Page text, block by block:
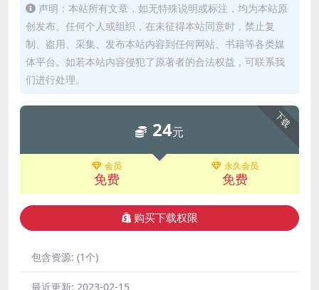
声明：本站所有文章，如无特殊说明或标注，均为本站原
创发布。任何个人或组织，在未征得本站同意时，禁止复
制、盗用、采集、发布本站内容到任何网站、书籍等各类媒
体平台。如若本站内容侵犯了原著者的合法权益，可联系我
们进行处理。
下载
24元
会员
免费
永久会员
免费
购买下载权限
包含资源: (1个)
最近更新: 2023-02-15